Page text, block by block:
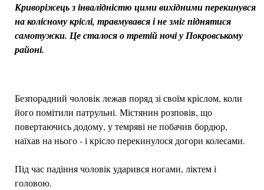
Криворіжець з інвалідністю цими вихідними перекинувся
на колісному кріслі, травмувався і не зміг піднятися
самотужки. Це сталося о третій ночі у Покровському
районі.
Безпорадний чоловік лежав поряд зі своїм кріслом, коли
його помітили патрульні. Містянин розповів, що
повертаючись додому, у темряві не побачив бордюр,
наїхав на нього - і крісло перекинулося догори колесами.
Під час падіння чоловік ударився ногами, ліктем і
головою.